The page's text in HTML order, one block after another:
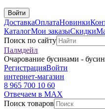
Войти
ДоставкаОплатаНовинки
КаталогМои заказыСкидки
Поиск по сайту
Палмдейл
Очарование бусинами -
РегистрацияВойти
интернет-магазин
8 965 700 10 60
Отвечаем в MAX
Поиск товаров